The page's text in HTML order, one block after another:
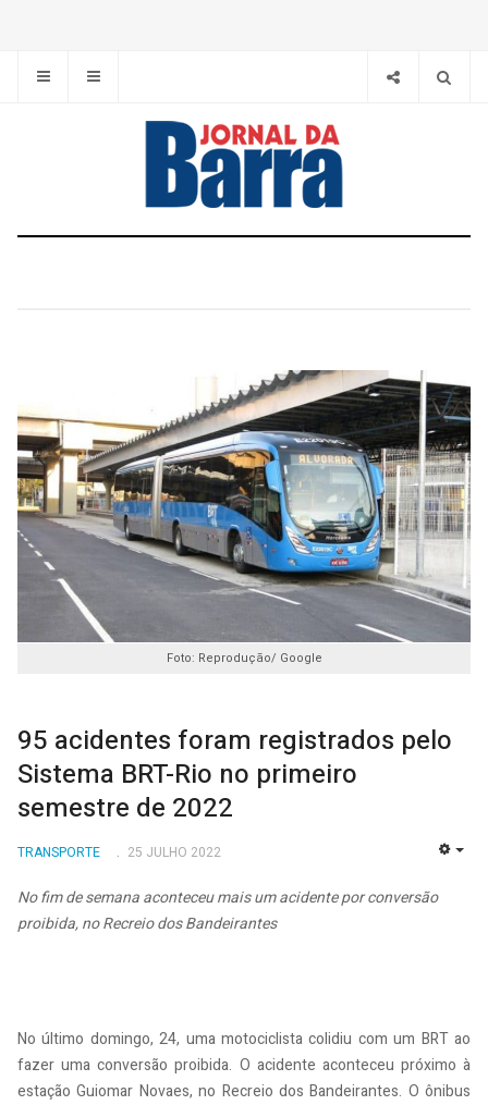
Foto: Reprodução/ Google
95 acidentes foram registrados pelo
Sistema BRT-Rio no primeiro
semestre de 2022
TRANSPORTE 25 JULHO 2022
No fim de semana aconteceu mais um acidente por conversão
proibida, no Recreio dos Bandeirantes
No último domingo, 24, uma motociclista colidiu com um BRT ao
fazer uma conversão proibida. O acidente aconteceu próximo à
estação Guiomar Novaes, no Recreio dos Bandeirantes. O ônibus